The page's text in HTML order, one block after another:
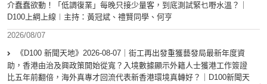
介蠢蠢欲動！「低調復業」每晚只接少量客，到底測試緊乜嘢水溫？｜
D100上綱上線︱主持：黃冠斌、禮賢同學、何亨
2026/08/07
《D100 新聞天地》2026-08-07｜街工再出發重獲藝發局最新年度資
助，香港由治及興政策開始從寬？入境數據顯示外籍人士獲港工作簽證
比五年前翻倍，海外真專才回流代表新香港環境真轉好？｜D100新聞天